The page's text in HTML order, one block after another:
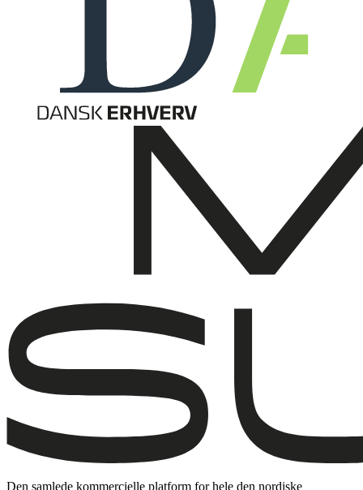
Den samlede kommercielle platform for hele den nordiske